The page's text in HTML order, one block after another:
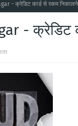
- क्रेडिट कार्ड से रकम
- क्रेडिट